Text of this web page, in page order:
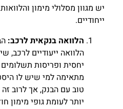
יש מגוון מסלולי מימון
ייחודיים.
הלוואה בנקאית לרכב:
הלוואה ייעודיים לרכב,
יחסית ופריסות
מתאימה למי שיש לו
טוב עם הבנק, אך לרוב
יותר לעומת גופי מימון